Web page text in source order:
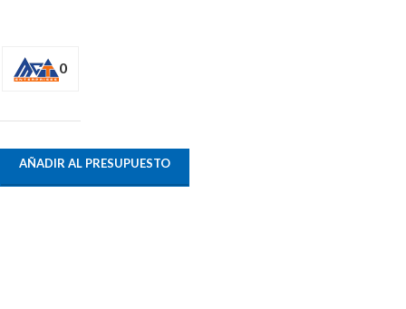
0
AÑADIR AL PRESUPUESTO